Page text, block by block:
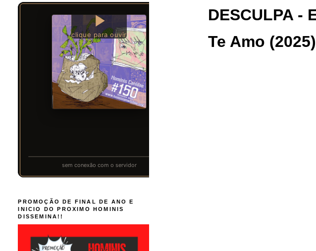
DESCULPA -
Te Amo
PROMOÇÃO DE FINAL DE ANO E
INICIO DO PROXIMO HOMINIS
DISSEMINA!!